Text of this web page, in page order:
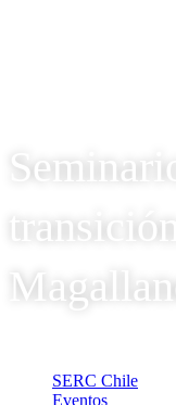
SERC Chile
Eventos